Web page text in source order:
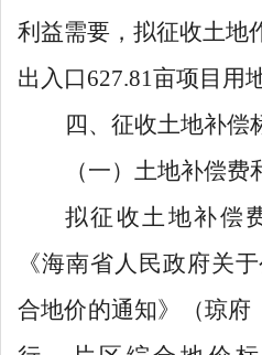
利益需要，拟征收土地
出入口627.81亩项目用
四、征收土地补偿
（一）土地补偿
拟征收土地补偿
《海南省人民政府关
合地价的通知》（琼府